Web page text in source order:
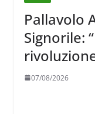
Pallavolo
Signorile:
chiare siu
07/08/2026